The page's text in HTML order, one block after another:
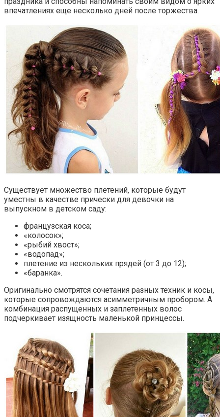
впечатлениях еще несколько дней после торжества.
Существует множество плетений, которые будут
уместны в качестве прически для девочки на
выпускном в детском саду:
французская коса;
«колосок»;
«рыбий хвост»;
«водопад»;
плетение из нескольких прядей (от 3 до 12);
«баранка».
Оригинально смотрятся сочетания разных техник и косы,
которые сопровождаются асимметричным пробором. А
комбинация распущенных и заплетенных волос
подчеркивает изящность маленькой принцессы.